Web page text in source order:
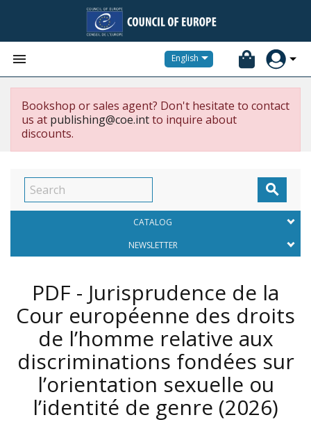
 English
Bookshop or sales agent? Don't hesitate to contact
us at publishing@coe.intto inquire about
discounts.

CATALOG
NEWSLETTER
PDF - Jurisprudence de la
Cour européenne des droits
de l’homme relative aux
discriminations fondées sur
l’orientation sexuelle ou
l’identité de genre (2026)